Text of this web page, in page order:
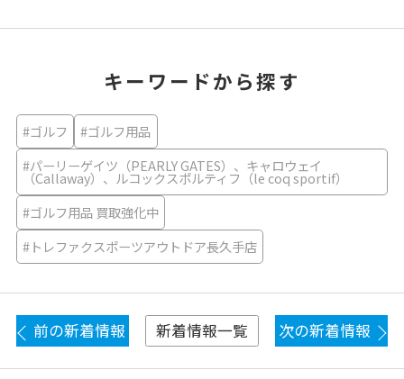
キーワードから探す
#ゴルフ
#ゴルフ用品
#パーリーゲイツ（PEARLY GATES）、キャロウェイ
（Callaway）、ルコックスポルティフ（le coq sportif）
#ゴルフ用品 買取強化中
#トレファクスポーツアウトドア長久手店
前の新着情報 新着情報一覧 次の新着情報